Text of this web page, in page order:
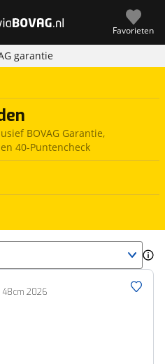
Favorieten
garantie
BOVAG Garantie,
40-Puntencheck
48cm 2026